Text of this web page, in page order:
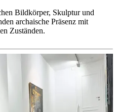
Bildkörper, Skulptur und
archaische Präsenz mit
Zuständen.